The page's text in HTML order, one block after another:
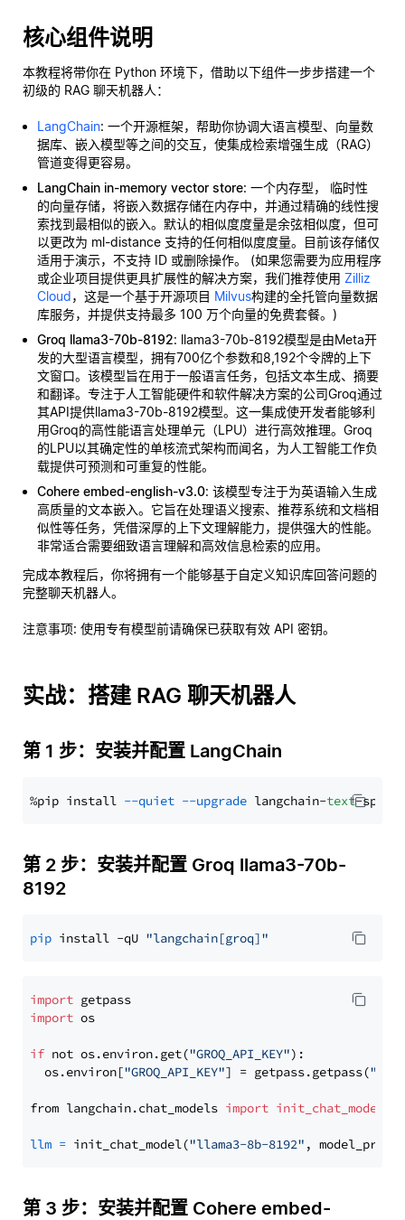
核心组件说明
本教程将带你在 Python 环境下，借助以下组件一步步搭建一个
初级的 RAG 聊天机器人：
LangChain: 一个开源框架，帮助你协调大语言模型、向量数
据库、嵌入模型等之间的交互，使集成检索增强生成（RAG）
管道变得更容易。
LangChain in-memory vector store: 一个内存型， 临时性
的向量存储，将嵌入数据存储在内存中，并通过精确的线性搜
索找到最相似的嵌入。默认的相似度度量是余弦相似度，但可
以更改为 ml-distance 支持的任何相似度度量。目前该存储仅
适用于演示，不支持 ID 或删除操作。 (如果您需要为应用程序
或企业项目提供更具扩展性的解决方案，我们推荐使用 Zilliz
Cloud，这是一个基于开源项目 Milvus构建的全托管向量数据
库服务，并提供支持最多 100 万个向量的免费套餐。)
Groq llama3-70b-8192: llama3-70b-8192模型是由Meta开
发的大型语言模型，拥有700亿个参数和8,192个令牌的上下
文窗口。该模型旨在用于一般语言任务，包括文本生成、摘要
和翻译。专注于人工智能硬件和软件解决方案的公司Groq通过
其API提供llama3-70b-8192模型。这一集成使开发者能够利
用Groq的高性能语言处理单元（LPU）进行高效推理。Groq
的LPU以其确定性的单核流式架构而闻名，为人工智能工作负
载提供可预测和可重复的性能。
Cohere embed-english-v3.0: 该模型专注于为英语输入生成
高质量的文本嵌入。它旨在处理语义搜索、推荐系统和文档相
似性等任务，凭借深厚的上下文理解能力，提供强大的性能。
非常适合需要细致语言理解和高效信息检索的应用。
完成本教程后，你将拥有一个能够基于自定义知识库回答问题的
完整聊天机器人。
注意事项: 使用专有模型前请确保已获取有效 API 密钥。
实战：搭建 RAG 聊天机器人
第 1 步：安装并配置 LangChain
%pip install --quiet --upgrade langchain-text
第 2 步：安装并配置 Groq llama3-70b-
8192
pip install -qU "langchain[groq]"
import
import os
if not os.environ.get("GROQ_API_KEY"):
  os.environ[
"GROQ_API_KEY"] = getpass.getpass(
from langchain.chat_models import init_chat_model
llm = init_chat_model("llama3-8b-8192" ,
第 3 步：安装并配置 Cohere embed-